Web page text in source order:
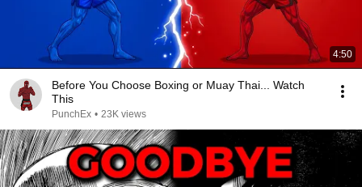
4:50
Before You Choose Boxing or Muay Thai... Watch
This
PunchEx • 23K views